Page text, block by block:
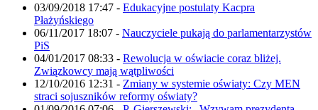
03/09/2018 17:47 - Edukacyjne postulaty Kacpra
Płażyńskiego
06/11/2017 18:07 - Nauczyciele pukają do parlamentarzystów
PiS
04/01/2017 08:33 - Rewolucja w oświacie coraz bliżej.
Związkowcy mają wątpliwości
12/10/2016 12:31 - Zmiany w systemie oświaty: Czy MEN
straci sojuszników reformy oświaty?